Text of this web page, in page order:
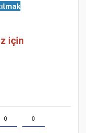
için
0 0